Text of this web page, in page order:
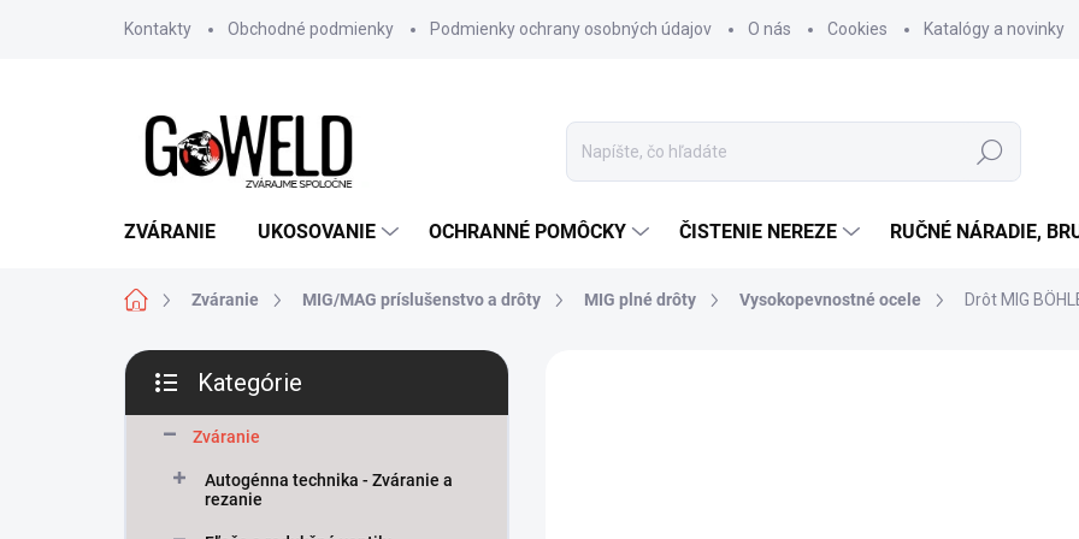
Kontakty
Obchodné podmienky Podmienky ochrany osobných údajov O nás Cookies Katalógy a novinky
Hľadať
ZVÁRANIE UKOSOVANIE OCHRANNÉ POMÔCKY ČISTENIE NEREZE RUČNÉ NÁRADIE,
DomovZváranie MIG/MAG príslušenstvo a drôty MIG plné drôty Vysokopevnostné ocele Drôt MIG
Bočný panel
Preskočiť kategórie
Kategórie
Zváranie
Autogénna technika - Zváranie a
rezanie